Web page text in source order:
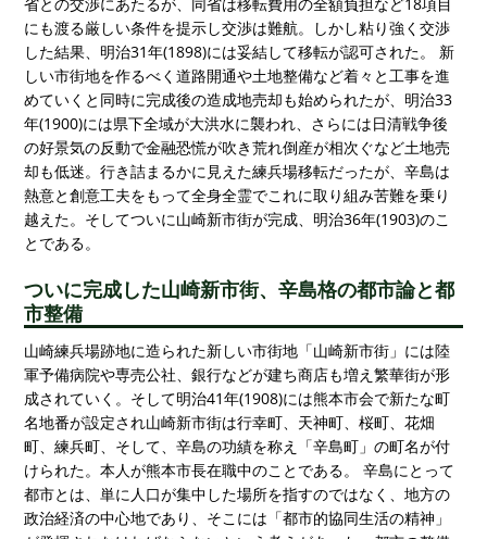
にも渡る厳しい条件を提示し交渉は難航。しかし粘り強く交渉
した結果、明治31年(1898)には妥結して移転が認可された。 新
しい市街地を作るべく道路開通や土地整備など着々と工事を進
めていくと同時に完成後の造成地売却も始められたが、明治33
年(1900)には県下全域が大洪水に襲われ、さらには日清戦争後
の好景気の反動で金融恐慌が吹き荒れ倒産が相次ぐなど土地売
却も低迷。行き詰まるかに見えた練兵場移転だったが、辛島は
熱意と創意工夫をもって全身全霊でこれに取り組み苦難を乗り
越えた。そしてついに山崎新市街が完成、明治36年(1903)のこ
とである。
ついに完成した山崎新市街、辛島格の都市論と都
市整備
山崎練兵場跡地に造られた新しい市街地「山崎新市街」には陸
軍予備病院や専売公社、銀行などが建ち商店も増え繁華街が形
成されていく。そして明治41年(1908)には熊本市会で新たな町
名地番が設定され山崎新市街は行幸町、天神町、桜町、花畑
町、練兵町、そして、辛島の功績を称え「辛島町」の町名が付
けられた。本人が熊本市長在職中のことである。 辛島にとって
都市とは、単に人口が集中した場所を指すのではなく、地方の
政治経済の中心地であり、そこには「都市的協同生活の精神」